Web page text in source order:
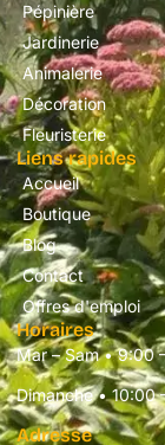
Pépinière
Jardinerie
Animalerie
Décoration
Fleuristerie
Liens rapides
Accueil
Boutique
Blog
Contact
Offres d'emploi
Horaires
Mar – Sam • 9:00
Dimanche • 10:00
Adresse